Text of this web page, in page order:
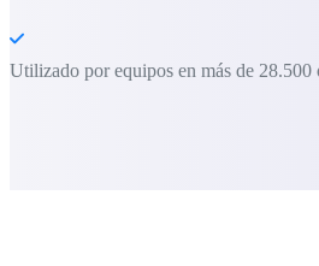
Utilizado por equipos en más de 28.500